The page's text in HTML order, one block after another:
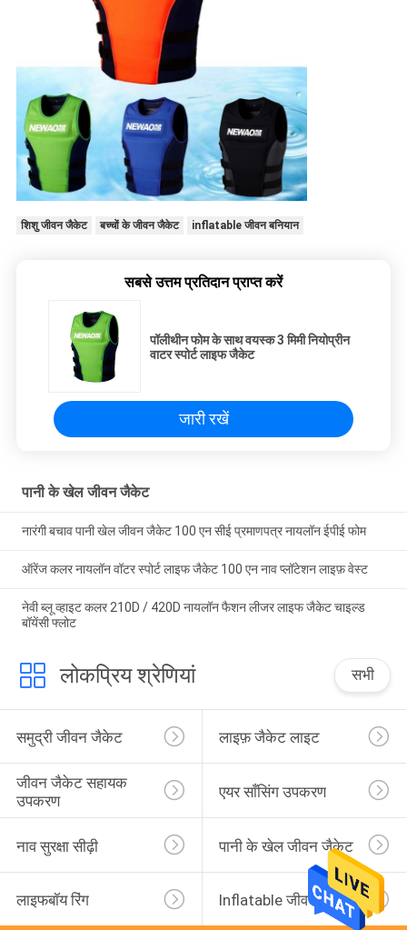
शिशु जीवन जैकेट बच्चों के जीवन जैकेट inflatable जीवन बनियान
सबसे उत्तम प्रतिदान प्राप्त करें
पॉलीथीन फोम के साथ वयस्क 3 मिमी नियोप्रीन
वाटर स्पोर्ट लाइफ जैकेट
जारी रखें
पानी के खेल जीवन जैकेट
नारंगी बचाव पानी खेल जीवन जैकेट 100 एन सीई प्रमाणपत्र नायलॉन ईपीई फोम
ऑरेंज कलर नायलॉन वॉटर स्पोर्ट लाइफ जैकेट 100 एन नाव प्लॉटेशन लाइफ़ वेस्ट
नेवी ब्लू व्हाइट कलर 210D / 420D नायलॉन फैशन लीजर लाइफ जैकेट चाइल्ड
बॉयेंसी फ्लोट
लोकप्रिय श्रेणियां सभी
समुद्री जीवन जैकेट लाइफ़ जैकेट लाइट
जीवन जैकेट सहायक
उपकरण
एयर साँसिंग उपकरण
नाव सुरक्षा सीढ़ी पानी के खेल जीवन जैकेट
लाइफबॉय रिंग Inflatable जीवन बेड़ा